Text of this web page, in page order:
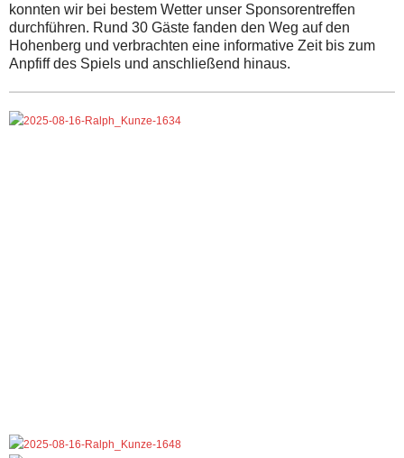
konnten wir bei bestem Wetter unser Sponsorentreffen
durchführen. Rund 30 Gäste fanden den Weg auf den
Hohenberg und verbrachten eine informative Zeit bis zum
Anpfiff des Spiels und anschließend hinaus.